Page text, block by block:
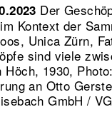
Der
Kontext der
Unica Zürn,
sind viele
Höch, 1930,
an Otto
GmbH /